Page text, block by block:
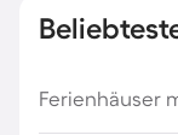
Ferienhäuser